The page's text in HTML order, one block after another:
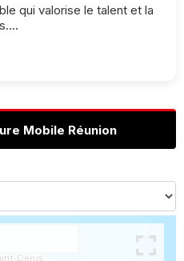
qui valorise le talent et la
Mobile Réunion